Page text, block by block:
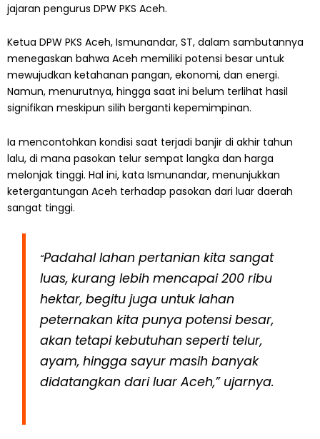
jajaran pengurus DPW PKS Aceh.
Ketua DPW PKS Aceh, Ismunandar, ST, dalam sambutannya
menegaskan bahwa Aceh memiliki potensi besar untuk
mewujudkan ketahanan pangan, ekonomi, dan energi.
Namun, menurutnya, hingga saat ini belum terlihat hasil
signifikan meskipun silih berganti kepemimpinan.
Ia mencontohkan kondisi saat terjadi banjir di akhir tahun
lalu, di mana pasokan telur sempat langka dan harga
melonjak tinggi. Hal ini, kata Ismunandar, menunjukkan
ketergantungan Aceh terhadap pasokan dari luar daerah
sangat tinggi.
“Padahal lahan pertanian kita sangat
luas, kurang lebih mencapai 200 ribu
hektar, begitu juga untuk lahan
peternakan kita punya potensi besar,
akan tetapi kebutuhan seperti telur,
ayam, hingga sayur masih banyak
didatangkan dari luar Aceh,” ujarnya.